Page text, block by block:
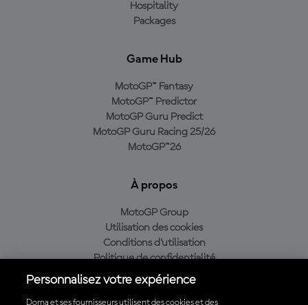
Hospitality
Packages
Game Hub
MotoGP™ Fantasy
MotoGP™ Predictor
MotoGP Guru Predict
MotoGP Guru Racing 25/26
MotoGP™26
À propos
MotoGP Group
Utilisation des cookies
Conditions d'utilisation
Politique de confidentialité
Politique d’achat
Personnalisez votre expérience
Dorna et ses fournisseurs utilisent des cookies et des